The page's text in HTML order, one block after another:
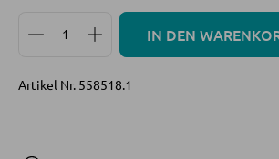
Wandregale
Bücherregale
Holzregale
LED-Strahler und LED-Spots
LED-Tischleuchten
Produkt Anzahl: Gib den
IN DEN
Artikel Nr. 558518.1